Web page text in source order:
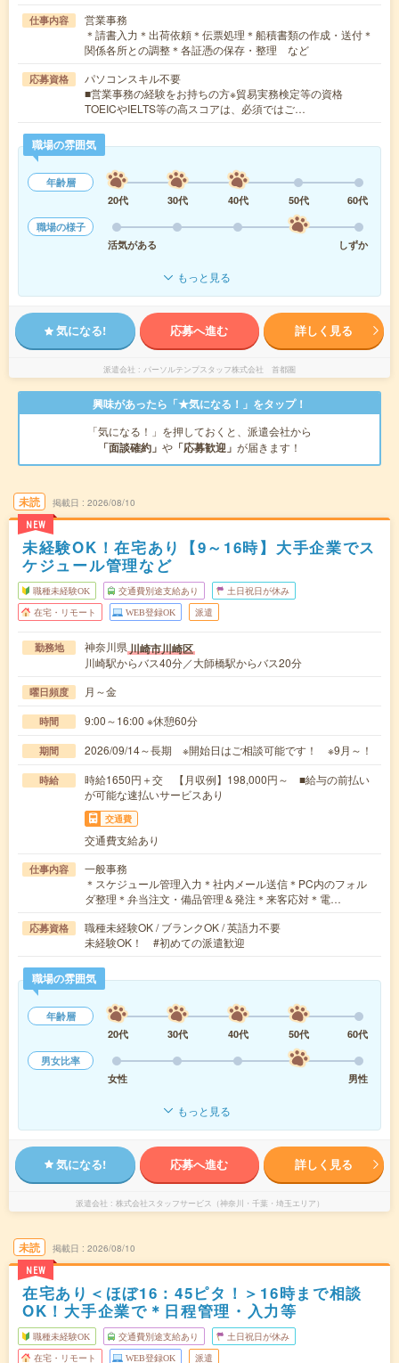
仕事内容
営業事務
＊請書入力＊出荷依頼＊伝票処理＊船積書類の作成・送付＊
関係各所との調整＊各証憑の保存・整理 など
応募資格
パソコンスキル不要
■営業事務の経験をお持ちの方※貿易実務検定等の資格
TOEICやIELTS等の高スコアは、必須ではご…
職場の雰囲気
年齢層
20代
30代 40代 50代
60代
職場の様子
活気がある
しずか
もっと見る
気になる! 応募へ進む 詳しく見る
派遣会社 パーソルテンプスタッフ株式会社 首都圏
興味があったら「★気になる！」をタップ！
「気になる！」を押しておくと、派遣会社から
「面談確約」 や 「応募歓迎」 が届きます！
未読
NEW
掲載日 2026/08/10
未経験OK！在宅あり【9～16時】大手企業でス
ケジュール管理など
職種未経験OK 交通費別途支給あり 土日祝日が休み
在宅・リモート WEB登録OK 派遣
勤務地 神奈川県川崎市川崎区
川崎駅からバス40分／大師橋駅からバス20分
曜日頻度 月～金
時間 9:00～16:00 ※休憩60分
期間 2026/09/14～長期 ※開始日はご相談可能です！ ※9月～！
時給
時給1650円＋交 【月収例】198,000円～ ■給与の前払い
が可能な速払いサービスあり
交通費
交通費支給あり
仕事内容
一般事務
＊スケジュール管理入力＊社内メール送信＊PC内のフォル
ダ整理＊弁当注文・備品管理＆発注＊来客応対＊電…
応募資格
職種未経験OK / ブランクOK / 英語力不要
未経験OK！ #初めての派遣歓迎
職場の雰囲気
年齢層
20代
30代 40代 50代
60代
男女比率
女性
男性
もっと見る
気になる! 応募へ進む 詳しく見る
派遣会社 株式会社スタッフサービス（神奈川・千葉・埼玉エリア）
未読
NEW
掲載日 2026/08/10
在宅あり＜ほぼ16：45ピタ！＞16時まで相談
OK！大手企業で＊日程管理・入力等
職種未経験OK 交通費別途支給あり 土日祝日が休み
在宅・リモート WEB登録OK 派遣